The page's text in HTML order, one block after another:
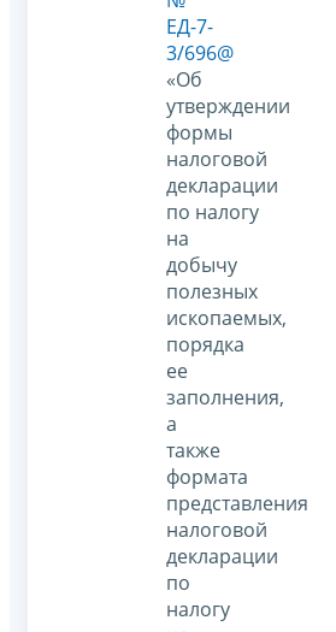
ЕД-7-
3/696@
«Об
утверждении
формы
налоговой
декларации
по налогу
на
добычу
полезных
ископаемых,
порядка
ее
заполнения,
а
также
формата
представления
налоговой
декларации
по
налогу